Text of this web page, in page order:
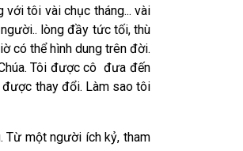
tôi vài chục tháng... vài
lòng đầy tức tối, thù
có thể hình dung trên đời.
Tôi được cô đưa đến
được thay đổi. Làm sao tôi
Từ một người ích kỷ, tham